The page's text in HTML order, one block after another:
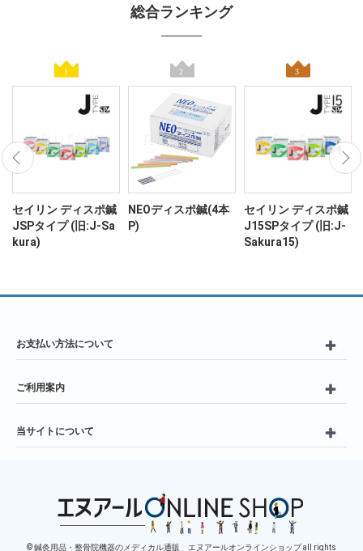
総合ランキング
セイリン ディスポ鍼
JSPタイプ (旧:J-Sa
kura)
NEOディスポ鍼(4本
P)
セイリン ディスポ鍼
J15SPタイプ (旧:J-
Sakura15)
お支払い方法について
ご利用案内
当サイトについて
© 鍼灸用品・整骨院機器のメディカル通販 エヌアールオンラインショップ all rights